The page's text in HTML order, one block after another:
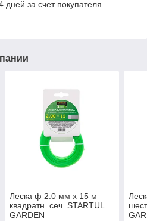
дней за счет покупателя
Леска ф 2.0 мм х 15 м
квадратн. сеч. STARTUL
GARDEN